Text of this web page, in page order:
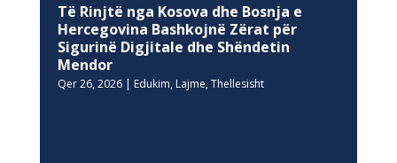
Të Rinjtë nga Kosova dhe Bosnja e
Hercegovina Bashkojnë Zërat për
Sigurinë Digjitale dhe Shëndetin
Mendor
Qer 26, 2026| Edukim, Lajme, Thellesisht